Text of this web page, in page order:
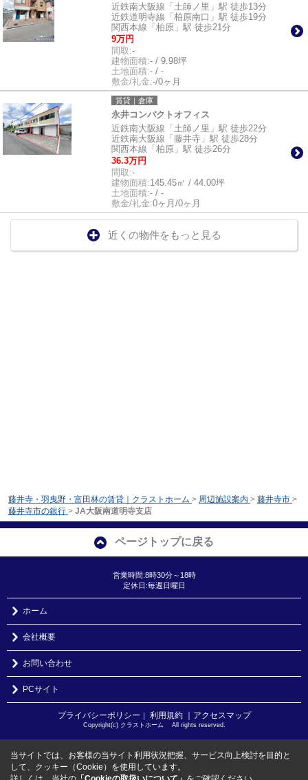
近鉄南大阪線「土師ノ里」駅 徒歩13分
近鉄道明寺線「柏原南口」駅 徒歩19分
関西本線「柏原」駅 徒歩21分
9万円
間取:-
建物面積:- / 9.98坪
土地面積:- / -
敷金/礼金:-/0ヶ月
賃貸｜倉庫
永井コンパクトオフィス
近鉄南大阪線「土師ノ里」駅 徒歩22分
近鉄南大阪線「藤井寺」駅 徒歩28分
関西本線「柏原」駅 徒歩26分
36.3万円
間取:-
建物面積:145.45㎡ / 44.00坪
土地面積:- / -
敷金/礼金:0ヶ月/0ヶ月
近くの物件をもっと見る
藤井寺・羽曳野・富田林の賃貸｜クラストホーム > 周辺施設案内 > 藤井寺市 >
藤井寺市の銀行 > JA大阪南道明寺支店
ページトップに戻る
営業時間:8時30分～18時
定休日:毎週日曜日
ホーム
会社概要
お問い合わせ
PCサイト
プライバシーポリシー ｜ 利用規約 ｜アクセスマップ
Copyright(c) クラストホーム All rights reserved.
当サイトでは、お客様の当サイト利用状況把握、サービス向上検討を目的と
して、クッキー（Cookie）を使用しています。